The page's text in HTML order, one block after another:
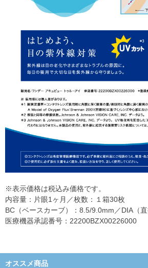
※表示価格は税込み価格です。
内容量：片眼1ヶ月／枚数：１箱30枚
BC（ベースカーブ）：8.5/9.0mm／DIA（
医療機器承認番号：22200BZX00226000
オススメ商品